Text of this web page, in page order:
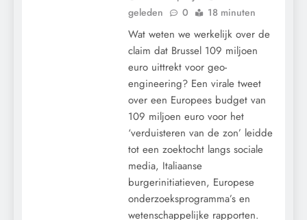
geleden
0 18 minuten
Wat weten we werkelijk over de
claim dat Brussel 109 miljoen
euro uittrekt voor geo-
engineering? Een virale tweet
over een Europees budget van
109 miljoen euro voor het
‘verduisteren van de zon’ leidde
tot een zoektocht langs sociale
media, Italiaanse
burgerinitiatieven, Europese
onderzoeksprogramma’s en
wetenschappelijke rapporten.